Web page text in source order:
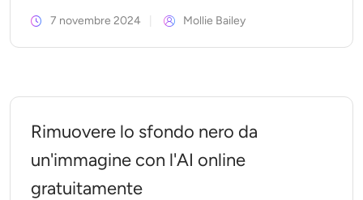
7 novembre 2024 Mollie Bailey
Rimuovere lo sfondo nero da
un'immagine con l'AI online
gratuitamente